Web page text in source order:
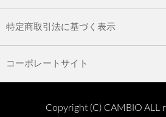
特定商取引法に基づく表示
コーポレートサイト
Copyright (C) CAMBIO ALL